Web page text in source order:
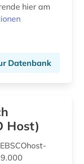
hier am
Datenbank
Host)